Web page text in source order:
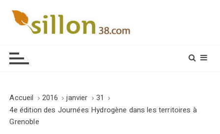
Accueil 2016 janvier
31
4e édition des Journées Hydrogène dans les territoires à
Grenoble